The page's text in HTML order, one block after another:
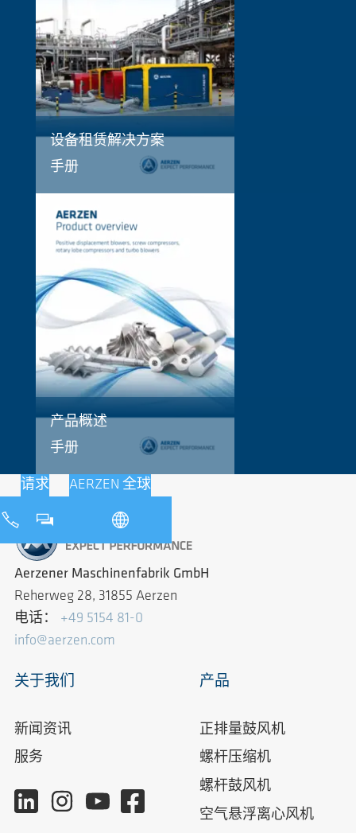
设备租赁解决方案
手册
产品概述
手册
请求 AERZEN 全球
Aerzener Maschinenfabrik GmbH
Reherweg 28, 31855 Aerzen
电话： +49 5154 81-0
info@aerzen.com
关于我们
新闻资讯
服务
产品
正排量鼓风机
螺杆压缩机
螺杆鼓风机
空气悬浮离心风机